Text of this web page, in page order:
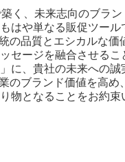
く、未来志向のブラン
はや単なる販促ツー
の品質とエシカルな
セージを融合させる
に、貴社の未来への
のブランド価値を高
物となることをお約束